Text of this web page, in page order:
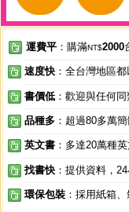
運費平 ：購滿NT$2000
速度快 ：全台灣地區
書價低 ：歡迎與任何
品種多 ：超過80多萬
英文書 ：多達20萬種
找書快 ：提供資料，
環保包裝 ：採用紙箱